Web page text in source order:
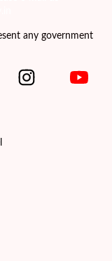
any government